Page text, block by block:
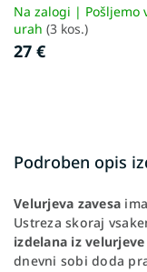
Na zalogi | Pošljemo
urah (3 kos.)
27 €
Podroben opis
Velurjeva zavesa
Ustreza skoraj
izdelana iz
dnevni sobi doda